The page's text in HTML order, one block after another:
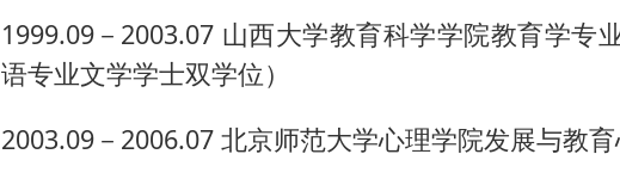
1999.09－2003.07 山西大学教育科学学院教育学专
语专业文学学士双学位）
2003.09－2006.07 北京师范大学心理学院发展与教